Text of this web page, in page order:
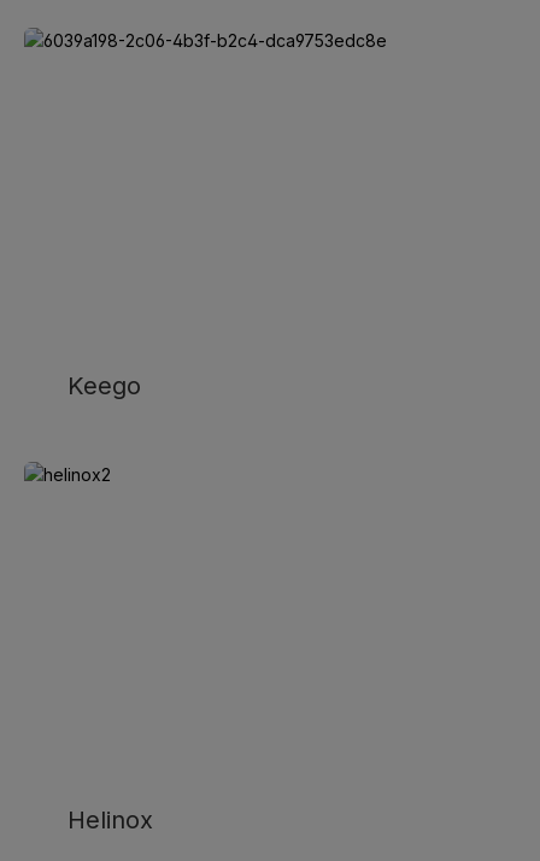
Keego
Keego
Helinox
Helinox